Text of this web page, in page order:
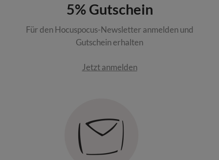
5% Gutschein
Für den Hocuspocus-Newsletter anmelden und
Gutschein erhalten
Jetzt anmelden